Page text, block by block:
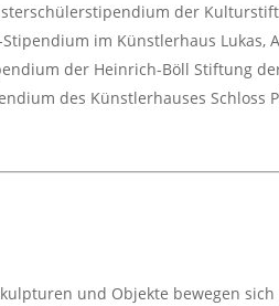
der
Stipendium im Künstlerhaus Lukas,
der Heinrich-Böll Stiftung
des Künstlerhauses Schloss
und Objekte bewegen